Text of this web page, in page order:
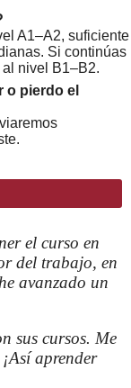
A1–A2, suficiente
Si continúas
nivel B1–B2.
o pierdo el
el curso en
del trabajo, en
avanzado un
sus cursos. Me
aprender